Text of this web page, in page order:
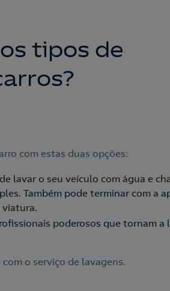
tipos de
com estas duas opções:
lavar o seu veículo com água e
Também pode terminar com a
viatura.
poderosos que tornam a
com o serviço de lavagens.